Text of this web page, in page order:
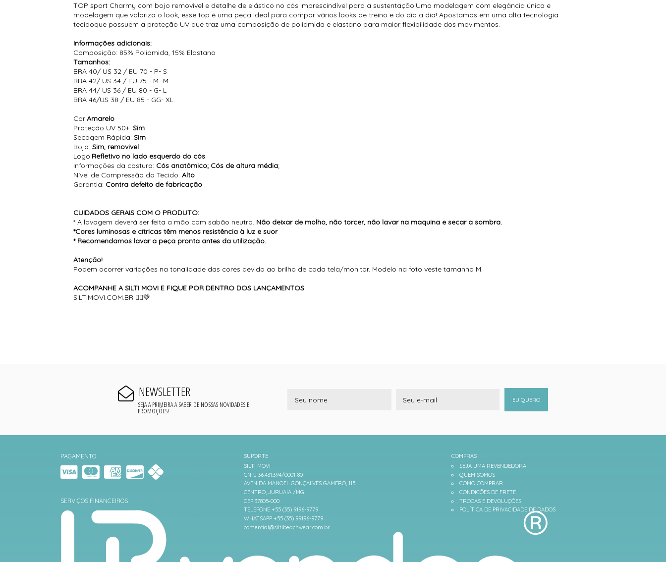
TOP sport Charmy com bojo removivel e detalhe de elástico no cós imprescindível para a sustentação.Uma modelagem com elegância única e
modelagem que valoriza o look, esse top é uma peça ideal para compor vários looks de treino e do dia a dia! Apostamos em uma alta tecnologia
tecidoque possuem a proteção UV que traz uma composição de poliamida e elastano para maior flexibilidade dos movimentos.
Informações adicionais:
Composição: 85% Poliamida, 15% Elastano
Tamanhos:
BRA 40/ US 32 / EU 70 - P- S
BRA 42/ US 34 / EU 75 - M -M
BRA 44/ US 36 / EU 80 - G- L
BRA 46/US 38 / EU 85 - GG- XL
Cor:Amarelo
Proteção UV 50+: Sim
Secagem Rápida:Sim
Bojo:Sim, removivel
Logo:Refletivo no lado esquerdo do cós
Informações da costura: Cós anatômico; Cós de altura média;
Nível de Compressão do Tecido: Alto
Garantia: Contra defeito de fabricação
CUIDADOS GERAIS COM O PRODUTO:
* A lavagem deverá ser feita a mão com sabão neutro. Não deixar de molho, não torcer, não lavar na maquina e secar a sombra.
*Cores luminosas e cítricas têm menos resistência à luz e suor
* Recomendamos lavar a peça pronta antes da utilização.
Atenção!
Podem ocorrer variações na tonalidade das cores devido ao brilho de cada tela/monitor. Modelo na foto veste tamanho M.
ACOMPANHE A SILTI MOVI E FIQUE POR DENTRO DOS LANÇAMENTOS
SILTIMOVI.COM.BR 🏃‍♀️💚
NEWSLETTER
SEJA A PRIMEIRA A SABER DE NOSSAS NOVIDADES E
PROMOÇÕES!
EU QUERO
PAGAMENTO
SERVIÇOS FINANCEIROS
SUPORTE
SILTI MOVI
CNPJ 36.431.394/0001-80
AVENIDA MANOEL GONÇALVES GAMERO, 115
CENTRO, JURUAIA /MG
CEP 37805-000
TELEFONE +55 (35) 9196-9779
WHATSAPP +55 (35) 99196-9779
comercial@siltibeachwear.com.br
COMPRAS
SEJA UMA REVENDEDORA
QUEM SOMOS
COMO COMPRAR
CONDIÇÕES DE FRETE
TROCAS E DEVOLUÇÕES
POLÍTICA DE PRIVACIDADE DE DADOS